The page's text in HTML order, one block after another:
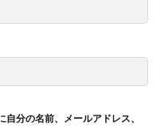
分の名前、メールアドレス、